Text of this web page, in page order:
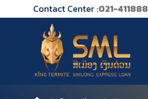
Contact Center :021-411888